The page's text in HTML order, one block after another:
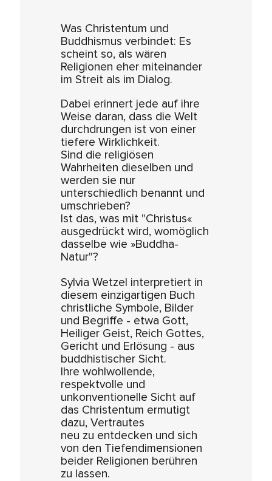
Was Christentum und
Buddhismus verbindet: Es
scheint so, als wären
Religionen eher miteinander
im Streit als im Dialog.
Dabei erinnert jede auf ihre
Weise daran, dass die Welt
durchdrungen ist von einer
tiefere Wirklichkeit.
Sind die religiösen
Wahrheiten dieselben und
werden sie nur
unterschiedlich benannt und
umschrieben?
Ist das, was mit "Christus«
ausgedrückt wird, womöglich
dasselbe wie »Buddha-
Natur"?
Sylvia Wetzel interpretiert in
diesem einzigartigen Buch
christliche Symbole, Bilder
und Begriffe - etwa Gott,
Heiliger Geist, Reich Gottes,
Gericht und Erlösung - aus
buddhistischer Sicht.
Ihre wohlwollende,
respektvolle und
unkonventionelle Sicht auf
das Christentum ermutigt
dazu, Vertrautes
neu zu entdecken und sich
von den Tiefendimensionen
beider Religionen berühren
zu lassen.